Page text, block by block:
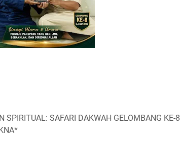
SAFARI DAKWAH GELOMBANG KE-8